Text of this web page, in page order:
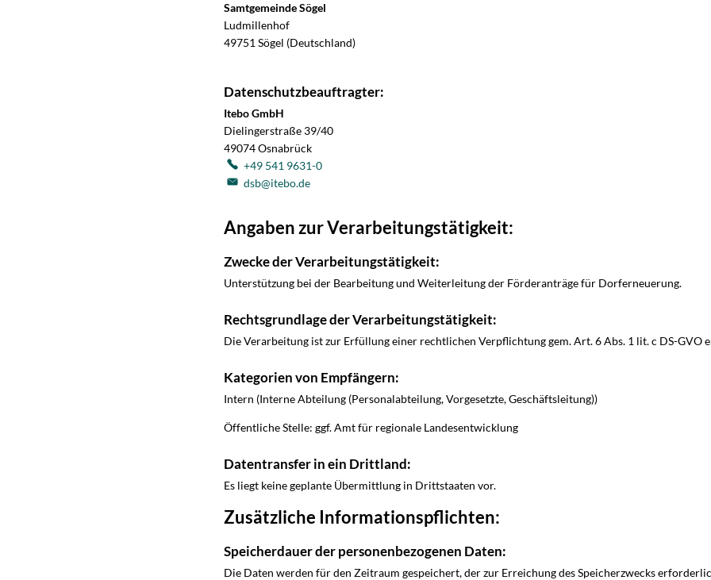
Samtgemeinde Sögel
Ludmillenhof
49751 Sögel (Deutschland)
Datenschutzbeauftragter:
Itebo GmbH
Dielingerstraße 39/40
49074Osnabrück
+49 541 9631-0
dsb@itebo.de
Angaben zur Verarbeitungstätigkeit:
Zwecke der Verarbeitungstätigkeit:
Unterstützung bei der Bearbeitung und Weiterleitung der Förderanträge für Dorferneuerung.
Rechtsgrundlage der Verarbeitungstätigkeit:
Die Verarbeitung ist zur Erfüllung einer rechtlichen Verpflichtung gem. Art. 6 Abs. 1 lit. c DS-GVO
Kategorien von Empfängern:
Intern (Interne Abteilung (Personalabteilung, Vorgesetzte, Geschäftsleitung))
Öffentliche Stelle: ggf. Amt für regionale Landesentwicklung
Datentransfer in ein Drittland:
Es liegt keine geplante Übermittlung in Drittstaaten vor.
Zusätzliche Informationspflichten:
Speicherdauer der personenbezogenen Daten:
Die Daten werden für den Zeitraum gespeichert, der zur Erreichung des Speicherzwecks